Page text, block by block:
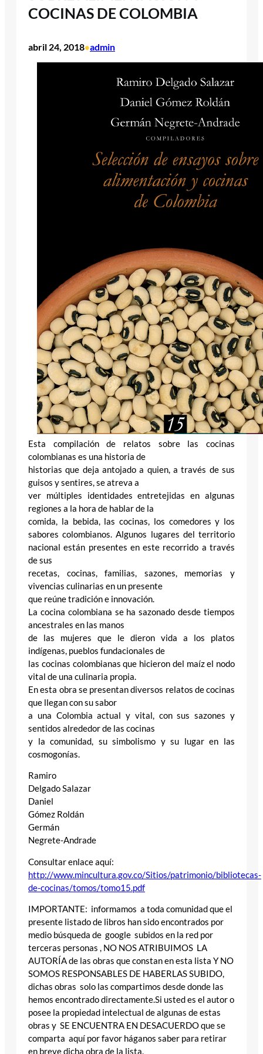
COCINAS DE COLOMBIA
abril 24, 2018•admin
Esta compilación de relatos sobre las cocinas
colombianas es una historia de
historias que deja antojado a quien, a través de sus
guisos y sentires, se atreva a
ver múltiples identidades entretejidas en algunas
regiones a la hora de hablar de la
comida, la bebida, las cocinas, los comedores y los
sabores colombianos. Algunos lugares del territorio
nacional están presentes en este recorrido a través
de sus
recetas, cocinas, familias, sazones, memorias y
vivencias culinarias en un presente
que reúne tradición e innovación.
La cocina colombiana se ha sazonado desde tiempos
ancestrales en las manos
de las mujeres que le dieron vida a los platos
indígenas, pueblos fundacionales de
las cocinas colombianas que hicieron del maíz el nodo
vital de una culinaria propia.
En esta obra se presentan diversos relatos de cocinas
que llegan con su sabor
a una Colombia actual y vital, con sus sazones y
sentidos alrededor de las cocinas
y la comunidad, su simbolismo y su lugar en las
cosmogonías.
Ramiro
Delgado Salazar
Daniel
Gómez Roldán
Germán
Negrete-Andrade
Consultar enlace aquí:
http://www.mincultura.gov.co/Sitios/patrimonio/bibliotecas-
de-cocinas/tomos/tomo15.pdf
IMPORTANTE: informamos a toda comunidad que el
presente listado de libros han sido encontrados por
medio búsqueda de google subidos en la red por
terceras personas , NO NOS ATRIBUIMOS LA
AUTORÍA de las obras que constan en esta lista Y NO
SOMOS RESPONSABLES DE HABERLAS SUBIDO,
dichas obras solo las compartimos desde donde las
hemos encontrado directamente.Si usted es el autor o
posee la propiedad intelectual de algunas de estas
obras y SE ENCUENTRA EN DESACUERDO que se
comparta aquí por favor háganos saber para retirar
en breve dicha obra de la lista.